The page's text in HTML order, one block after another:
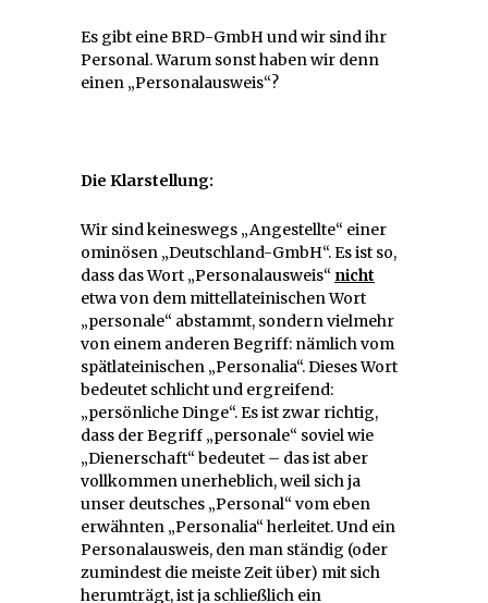
Es gibt eine BRD-GmbH und wir sind ihr
Personal. Warum sonst haben wir denn
einen „Personalausweis“?
Die Klarstellung:
Wir sind keineswegs „Angestellte“ einer
ominösen „Deutschland-GmbH“. Es ist so,
dass das Wort „Personalausweis“ nicht
etwa von dem mittellateinischen Wort
„personale“ abstammt, sondern vielmehr
von einem anderen Begriff: nämlich vom
spätlateinischen „Personalia“. Dieses Wort
bedeutet schlicht und ergreifend:
„persönliche Dinge“. Es ist zwar richtig,
dass der Begriff „personale“ soviel wie
„Dienerschaft“ bedeutet – das ist aber
vollkommen unerheblich, weil sich ja
unser deutsches „Personal“ vom eben
erwähnten „Personalia“ herleitet. Und ein
Personalausweis, den man ständig (oder
zumindest die meiste Zeit über) mit sich
herumträgt, ist ja schließlich ein